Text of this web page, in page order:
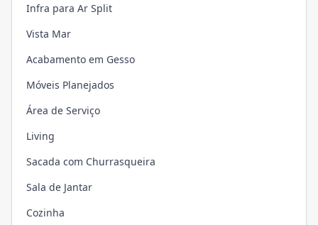
Infra para Ar Split
Vista Mar
Acabamento em Gesso
Móveis Planejados
Área de Serviço
Living
Sacada com Churrasqueira
Sala de Jantar
Cozinha